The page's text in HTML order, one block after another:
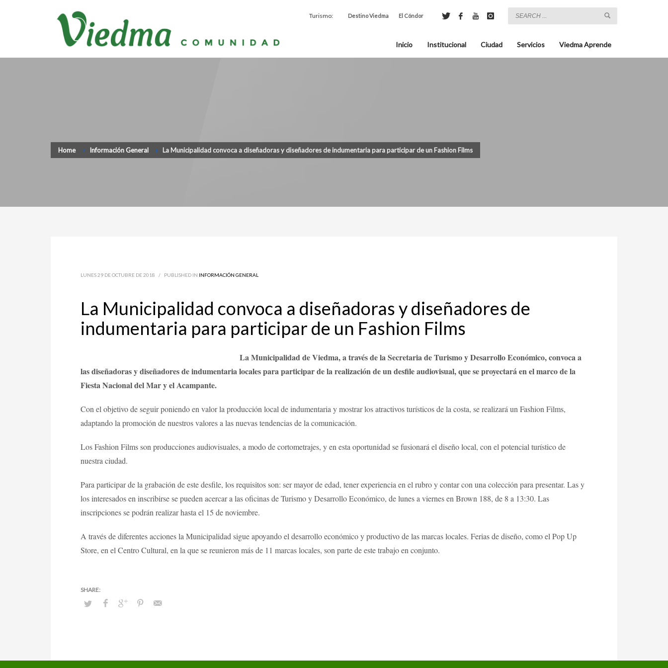
Turismo: Destino Viedma El Cóndor
Inicio Institucional Ciudad Servicios Viedma Aprende
Home Información General La Municipalidad convoca a diseñadoras y diseñadores de indumentaria para participar de un Fashion Films
LUNES 29 DE OCTUBRE DE 2018 / PUBLISHED IN INFORMACIÓN GENERAL
La Municipalidad convoca a diseñadoras y diseñadores de
indumentaria para participar de un Fashion Films
La Municipalidad de Viedma, a través de la Secretaria de Turismo y Desarrollo Económico, convoca a
las diseñadoras y diseñadores de indumentaria locales para participar de la realización de un desfile audiovisual, que se proyectará en el marco de la
Fiesta Nacional del Mar y el Acampante.
Con el objetivo de seguir poniendo en valor la producción local de indumentaria y mostrar los atractivos turísticos de la costa, se realizará un Fashion Films,
adaptando la promoción de nuestros valores a las nuevas tendencias de la comunicación.
Los Fashion Films son producciones audiovisuales, a modo de cortometrajes, y en esta oportunidad se fusionará el diseño local, con el potencial turístico de
nuestra ciudad.
Para participar de la grabación de este desfile, los requisitos son: ser mayor de edad, tener experiencia en el rubro y contar con una colección para presentar. Las y
los interesados en inscribirse se pueden acercar a las oficinas de Turismo y Desarrollo Económico, de lunes a viernes en Brown 188, de 8 a 13:30. Las
inscripciones se podrán realizar hasta el 15 de noviembre.
A través de diferentes acciones la Municipalidad sigue apoyando el desarrollo económico y productivo de las marcas locales. Ferias de diseño, como el Pop Up
Store, en el Centro Cultural, en la que se reunieron más de 11 marcas locales, son parte de este trabajo en conjunto.